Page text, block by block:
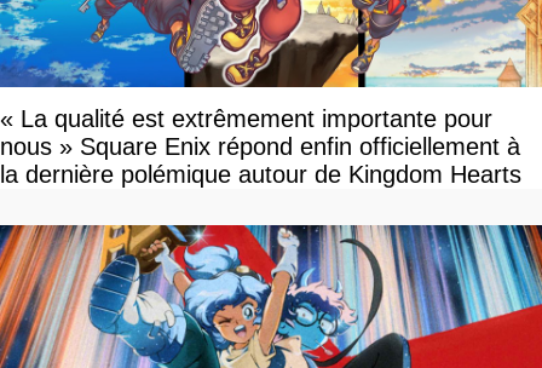
« La qualité est extrêmement importante pour
nous » Square Enix répond enfin officiellement à
la dernière polémique autour de Kingdom Hearts